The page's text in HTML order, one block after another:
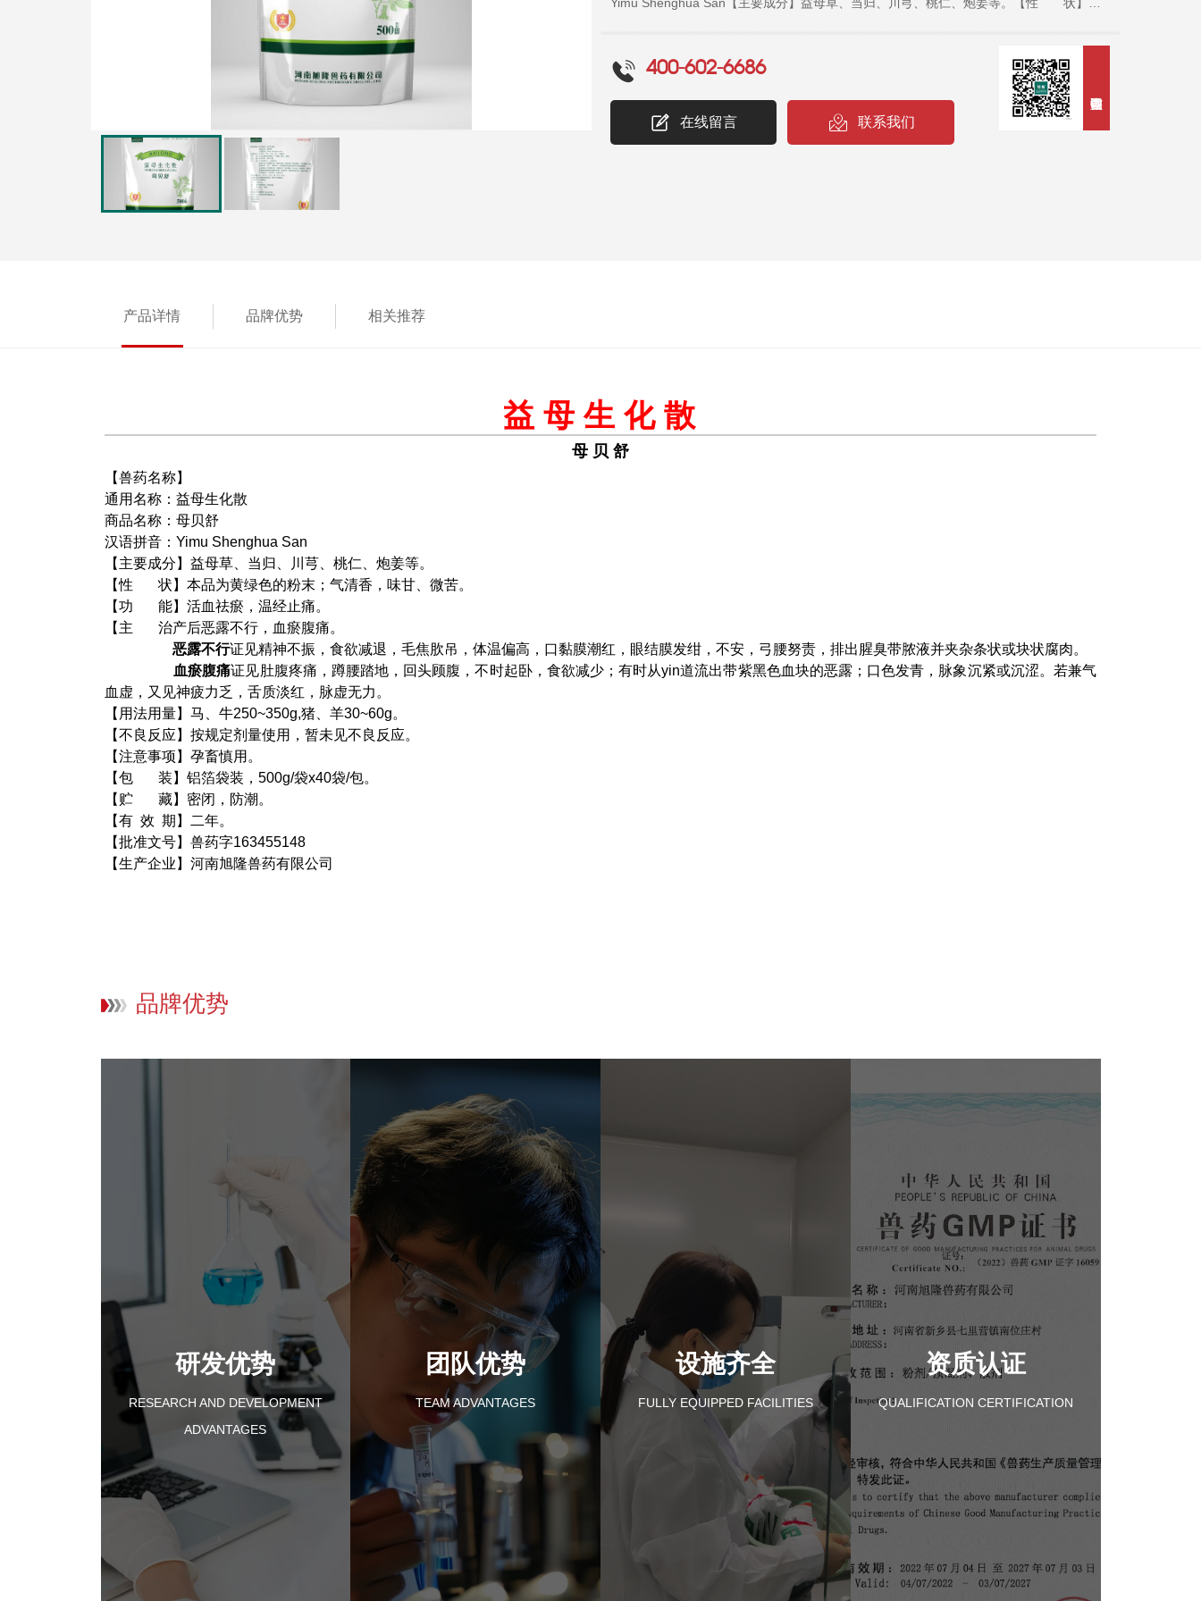
治产后恶露不行，血瘀腹痛。 恶露不行证见精神不振，食欲减退，毛焦肷吊，
体温偏高，口黏膜潮红，眼结膜发绀，不安，弓腰努责，排出腥臭带脓液并夹杂条状或块
状腐肉。 血瘀腹痛证见肚腹疼痛，蹲腰踏地，回头顾腹，不时起卧，食欲减
400-602-6686
在线留言 联系我们
产品详情 品牌优势 相关推荐
益 母 生 化 散
母 贝 舒
【兽药名称】
通用名称：益母生化散
商品名称：母贝舒
汉语拼音：Yimu Shenghua San
【主要成分】益母草、当归、川芎、桃仁、炮姜等。
【性 状】本品为黄绿色的粉末；气清香，味甘、微苦。
【功 能】活血祛瘀，温经止痛。
【主 治产后恶露不行，血瘀腹痛。
恶露不行证见精神不振，食欲减退，毛焦肷吊，体温偏高，口黏膜潮红，眼结膜发绀，不安，弓腰努责，排出腥臭带脓液并夹杂条状或块状腐肉。
血瘀腹痛证见肚腹疼痛，蹲腰踏地，回头顾腹，不时起卧，食欲减少；有时从yin道流出带紫黑色血块的恶露；口色发青，脉象沉紧或沉涩。若兼气
血虚，又见神疲力乏，舌质淡红，脉虚无力。
【用法用量】马、牛250~350g,猪、羊30~60g。
【不良反应】按规定剂量使用，暂未见不良反应。
【注意事项】孕畜慎用。
【包 装】铝箔袋装，500g/袋x40袋/包。
【贮 藏】密闭，防潮。
【有 效 期】二年。
【批准文号】兽药字163455148
【生产企业】河南旭隆兽药有限公司
品牌优势
研发优势
RESEARCH AND DEVELOPMENT
ADVANTAGES
团队优势
TEAM ADVANTAGES
设施齐全
FULLY EQUIPPED FACILITIES
资质认证
QUALIFICATION CERTIFICATION